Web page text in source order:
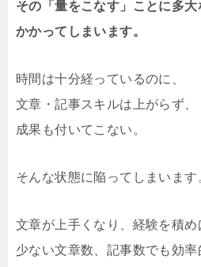
その「量をこなす」ことに多大
かかってしまいます。
時間は十分経っているのに、
文章・記事スキルは上がらず、
成果も付いてこない。
そんな状態に陥ってしまいます
文章が上手くなり、経験を積め
少ない文章数、記事数でも効率